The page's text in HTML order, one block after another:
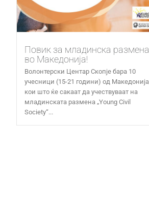
Повик за младинска размена
во Македонија!
Волонтерски Центар Скопје бара 10
учесници (15-21 години) од Македонија,
кои што ќе сакаат да учествуваат на
младинската размена „Young Civil
Society“...